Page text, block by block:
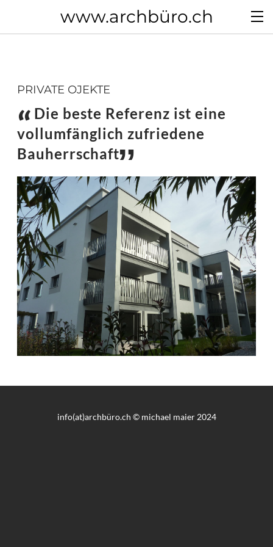
www.archbüro.ch
PRIVATE OJEKTE
Die beste Referenz ist eine
vollumfänglich zufriedene
Bauherrschaft
info(at)archbüro.ch © michael maier 2024